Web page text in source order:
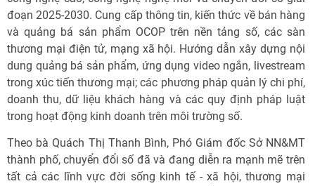
đoạn 2025-2030. Cung cấp thông tin, kiến thức về bán hàng
và quảng bá sản phẩm OCOP trên nền tảng số, các sàn
thương mại điện tử, mạng xã hội. Hướng dẫn xây dựng nội
dung quảng bá sản phẩm, ứng dụng video ngắn, livestream
trong xúc tiến thương mại; các phương pháp quản lý chi phí,
doanh thu, dữ liệu khách hàng và các quy định pháp luật
trong hoạt động kinh doanh trên môi trường số.
Theo bà Quách Thị Thanh Bình, Phó Giám đốc Sở NN&MT
thành phố, chuyển đổi số đã và đang diễn ra mạnh mẽ trên
tất cả các lĩnh vực đời sống kinh tế - xã hội, thương mại